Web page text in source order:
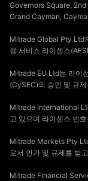
Governors Square,
Grand Cayman,
Mitrade Global Pty Ltd
융 서비스 라이센스
Mitrade EU Ltd는 라이
(CySEC)의 승인 및 규
Mitrade International
고 있으며 라이센스 번
Mitrade Markets Pty
로서 인가 및 규제를 받
Mitrade Financial